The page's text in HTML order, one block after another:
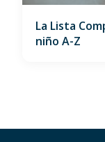
La Lista
niño A-Z